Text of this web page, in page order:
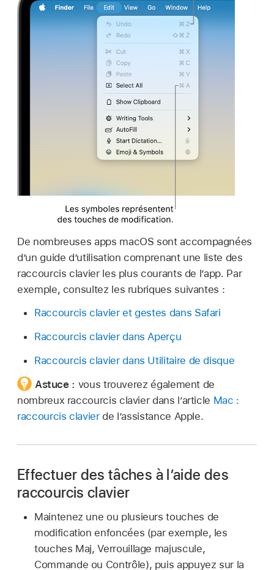
De nombreuses apps macOS sont accompagnées
d’un guide d’utilisation comprenant une liste des
raccourcis clavier les plus courants de l’app. Par
exemple, consultez les rubriques suivantes :
Raccourcis clavier et gestes dans Safari
Raccourcis clavier dans Aperçu
Raccourcis clavier dans Utilitaire de disque
Astuce : vous trouverez également de
nombreux raccourcis clavier dans l’article Mac :
raccourcis clavierde l’assistance Apple.
Effectuer des tâches à l’aide des
raccourcis clavier
Maintenez une ou plusieurs touches de
modification enfoncées (par exemple, les
touches Maj, Verrouillage majuscule,
Commande ou Contrôle), puis appuyez sur la